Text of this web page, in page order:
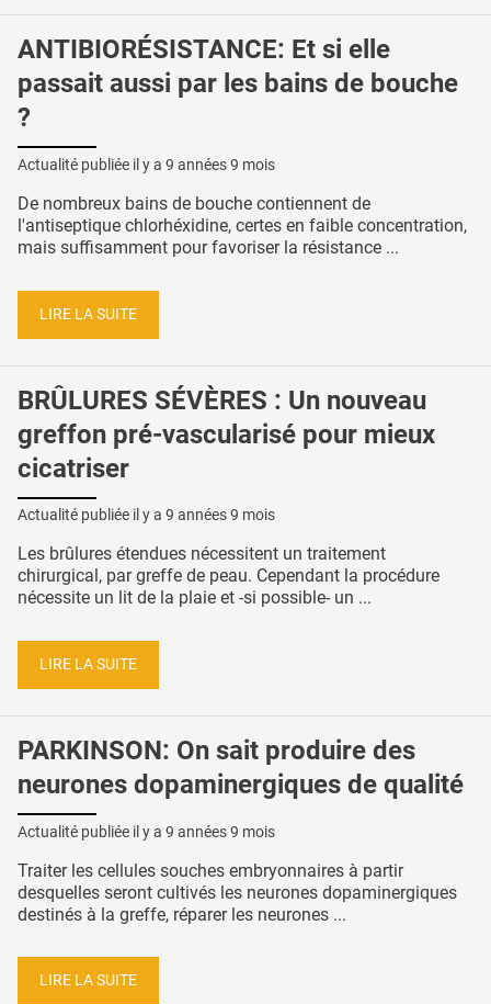
ANTIBIORÉSISTANCE: Et si elle
passait aussi par les bains de bouche
?
Actualité publiée il y a 9 années 9 mois
De nombreux bains de bouche contiennent de
l'antiseptique chlorhéxidine, certes en faible concentration,
mais suffisamment pour favoriser la résistance ...
LIRE LA SUITE
BRÛLURES SÉVÈRES : Un nouveau
greffon pré-vascularisé pour mieux
cicatriser
Actualité publiée il y a 9 années 9 mois
Les brûlures étendues nécessitent un traitement
chirurgical, par greffe de peau. Cependant la procédure
nécessite un lit de la plaie et -si possible- un ...
LIRE LA SUITE
PARKINSON: On sait produire des
neurones dopaminergiques de qualité
Actualité publiée il y a 9 années 9 mois
Traiter les cellules souches embryonnaires à partir
desquelles seront cultivés les neurones dopaminergiques
destinés à la greffe, réparer les neurones ...
LIRE LA SUITE